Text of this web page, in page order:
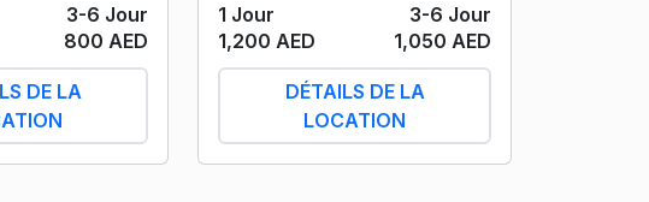
3-6 Jour
800 AED
DE LA
1 Jour
3-6 Jour
1,200 AED
1,050 AED
DÉTAILS DE LA
LOCATION